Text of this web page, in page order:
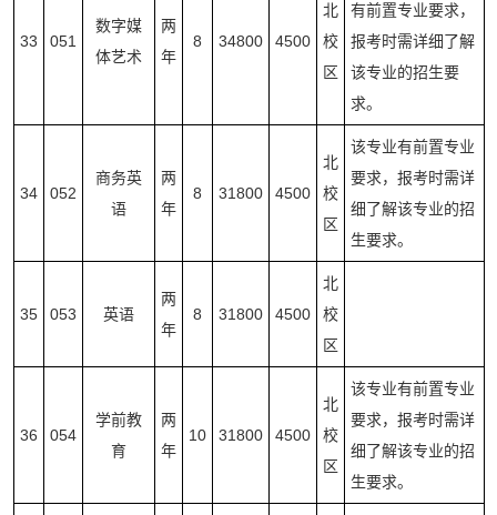
33 051
数字媒
体艺术
两
年
8 34800 4500
北
校
区
有前置专业要求，
报考时需详细了解
该专业的招生要
求。
34 052
商务英
语
两
年
8 31800 4500
北
校
区
该专业有前置专业
要求，报考时需详
细了解该专业的招
生要求。
35 053 英语
两
年
8 31800 4500
北
校
区
36 054
学前教
育
两
年
10 31800 4500
北
校
区
该专业有前置专业
要求，报考时需详
细了解该专业的招
生要求。